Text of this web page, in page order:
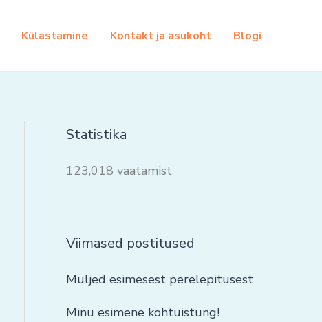
Külastamine Kontakt ja asukoht Blogi
Statistika
123,018 vaatamist
Viimased postitused
Muljed esimesest perelepitusest
Minu esimene kohtuistung!